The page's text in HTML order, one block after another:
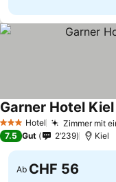
3 SterneHotel Zimmer mit
Garner Hotel
7.5 Gut 2’239 Kiel
Ab CHF 56